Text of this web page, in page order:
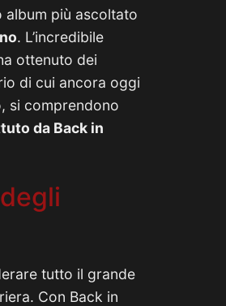
più ascoltato
. L’incredibile
ottenuto dei
di cui ancora oggi
si comprendono
da Back in
tutto il grande
Con Back in